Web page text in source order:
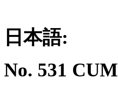
日本語:
No. 531 CUM